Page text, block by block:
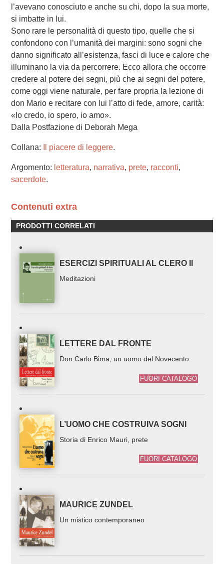
l’avevano conosciuto e anche su chi, dopo la sua morte,
si imbatte in lui.
Sono rare le personalità di questo tipo, quelle che si
confondono con l’umanità dei margini: sono sogni che
danno significato all’esistenza, fasci di luce e calore che
illuminano la via da percorrere. Ecco allora che occorre
credere al potere dei segni, più che ai segni del potere,
come oggi viene naturale, per fare propria la lezione di
don Mario e recitare con lui l’atto di fede, amore, carità:
«Io credo, io spero, io amo».
Dalla Postfazione di Deborah Mega
Collana: Il piacere di leggere.
Argomento: letteratura, narrativa, prete, racconti,
sacerdote.
Contenuti extra
PRODOTTI CORRELATI
ESERCIZI SPIRITUALI AL CLERO II
Meditazioni
LETTERE DAL FRONTE
Don Carlo Bima, un uomo del Novecento
FUORI CATALOGO
L’UOMO CHE COSTRUIVA SOGNI
Storia di Enrico Mauri, prete
FUORI CATALOGO
MAURICE ZUNDEL
Un mistico contemporaneo